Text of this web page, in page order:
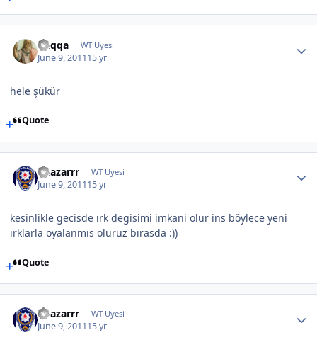
Cuqqa WT Uyesi
June 9, 201115 yr
hele şükür
Quote
altazarrr WT Uyesi
June 9, 201115 yr
kesinlikle gecisde ırk degisimi imkani olur ins böylece yeni
irklarla oyalanmis oluruz birasda :))
Quote
altazarrr WT Uyesi
June 9, 201115 yr